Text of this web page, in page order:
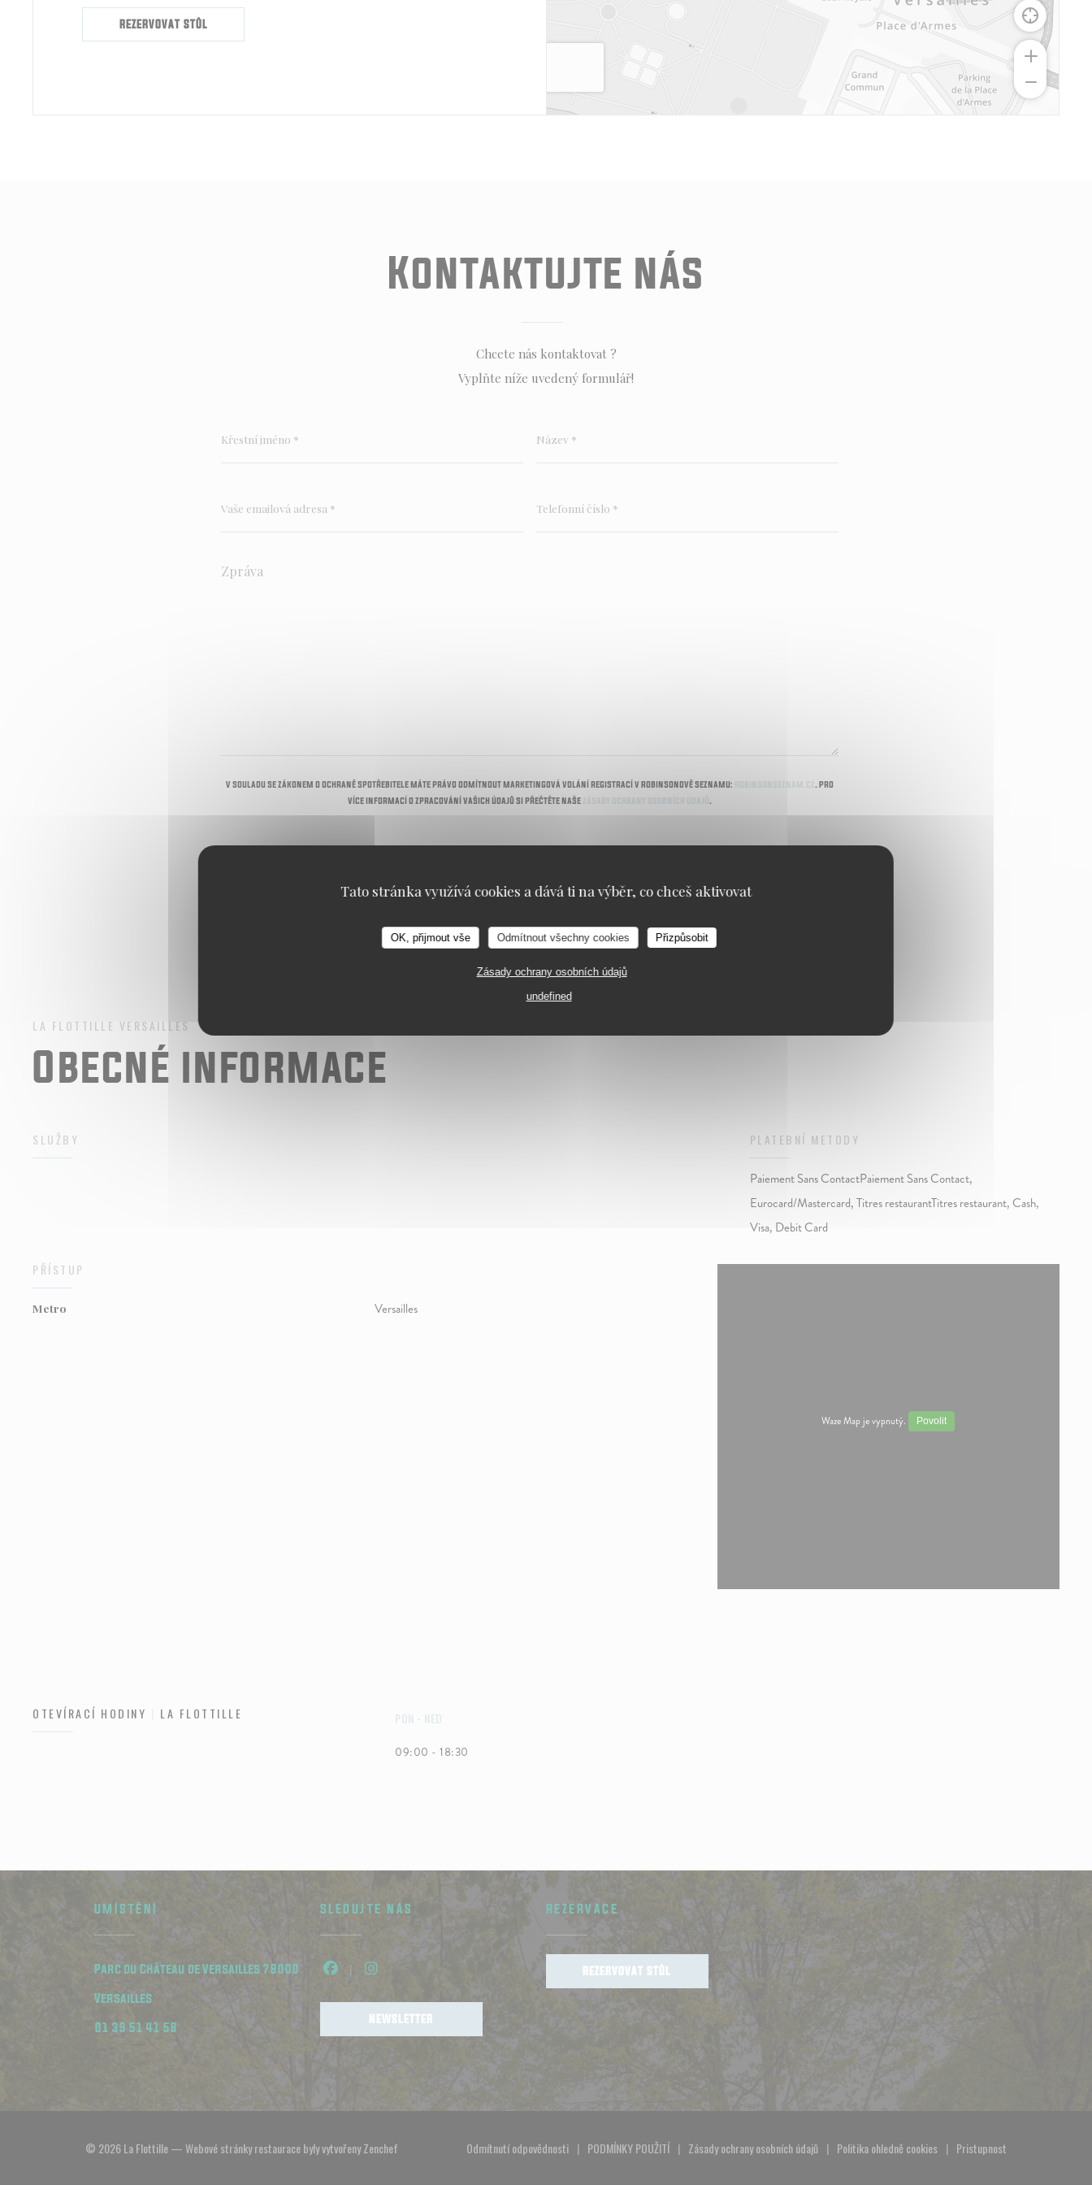
Tato stránka využívá cookies a dává ti na výběr, co chceš aktivovat
OK, přijmout vše Odmítnout všechny cookies Přizpůsobit
Zásady ochrany osobních údajů
undefined
REZERVOVAT STŮL
Kontaktujte nás
Chcete nás kontaktovat ?
Vyplňte níže uvedený formulář!
V souladu se zákonem o ochraně spotřebitele máte právo odmítnout marketingová volání registrací v Robinsonově seznamu: robinsonseznam.cz. Pro
více informací o zpracování vašich údajů si přečtěte naše zásady ochrany osobních údajů.
LA FLOTTILLE VERSAILLES
Obecné informace
SLUŽBY PLATEBNÍ METODY
Paiement Sans ContactPaiement Sans Contact,
Eurocard/Mastercard, Titres restaurantTitres restaurant, Cash,
Visa, Debit Card
PŘÍSTUP
Metro Versailles
Waze Map je vypnutý. Povolit
OTEVÍRACÍ HODINY LA FLOTTILLE PON - NED
09:00 - 18:30
UMÍSTĚNÍ
Parc du Château de Versailles 78000
Versailles((otevře se v novém okně))
01 39 51 41 58
SLEDUJTE NÁS
Facebook ((otevře se v novém okně))
Instagram ((otevře se v novém okně))
NEWSLETTER
REZERVACE
REZERVOVAT STŮL
© 2026 La Flottille — Webové stránky restaurace byly vytvořenyZenchef((otevře se v novém okně))Odmítnutí odpovědnosti
((otevře se v novém okně))
PODMÍNKY POUŽITÍ
((otevře se v novém okně))
Zásady ochrany osobních údajů
((otevře se v novém okně))
Politika ohledně cookies
((otevře se v novém okně))
Pristupnost
((otevře se v novém okně))